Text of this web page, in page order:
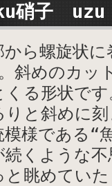
硝子 uzu
から螺旋状
斜めのカッ
くる形状です
りと斜めに
模様である“
続くような
と眺めてい